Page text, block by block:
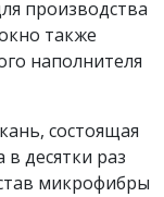
производства
также
наполнителя
состоящая
десятки раз
микрофибры